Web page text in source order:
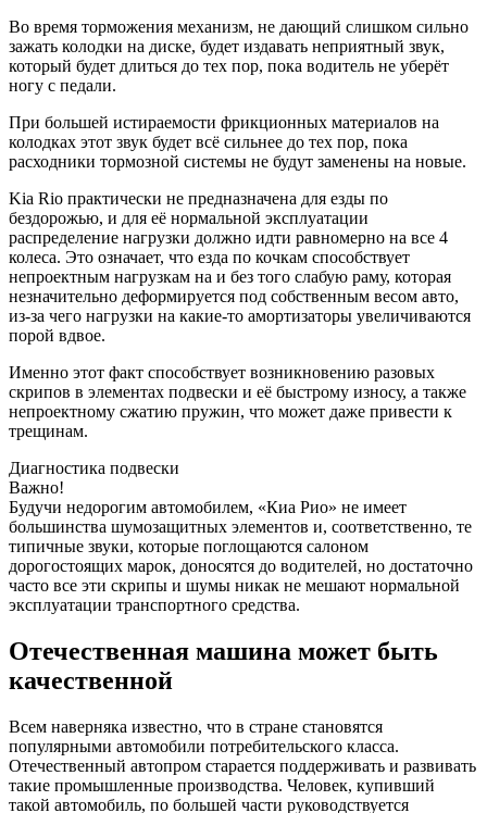
Во время торможения механизм, не дающий слишком сильно
зажать колодки на диске, будет издавать неприятный звук,
который будет длиться до тех пор, пока водитель не уберёт
ногу с педали.
При большей истираемости фрикционных материалов на
колодках этот звук будет всё сильнее до тех пор, пока
расходники тормозной системы не будут заменены на новые.
Kia Rio практически не предназначена для езды по
бездорожью, и для её нормальной эксплуатации
распределение нагрузки должно идти равномерно на все 4
колеса. Это означает, что езда по кочкам способствует
непроектным нагрузкам на и без того слабую раму, которая
незначительно деформируется под собственным весом авто,
из-за чего нагрузки на какие-то амортизаторы увеличиваются
порой вдвое.
Именно этот факт способствует возникновению разовых
скрипов в элементах подвески и её быстрому износу, а также
непроектному сжатию пружин, что может даже привести к
трещинам.
Диагностика подвески
Важно!
Будучи недорогим автомобилем, «Киа Рио» не имеет
большинства шумозащитных элементов и, соответственно, те
типичные звуки, которые поглощаются салоном
дорогостоящих марок, доносятся до водителей, но достаточно
часто все эти скрипы и шумы никак не мешают нормальной
эксплуатации транспортного средства.
Отечественная машина может быть
качественной
Всем наверняка известно, что в стране становятся
популярными автомобили потребительского класса.
Отечественный автопром старается поддерживать и развивать
такие промышленные производства. Человек, купивший
такой автомобиль, по большей части руководствуется